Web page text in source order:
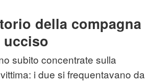
della compagna
ucciso
subito concentrate sulla
i due si frequentavano da